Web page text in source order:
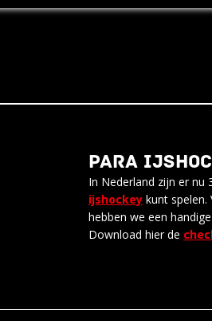
PARA
In Nederland zijn er nu
ijshockey kunt spelen.
hebben we een
Download hier de